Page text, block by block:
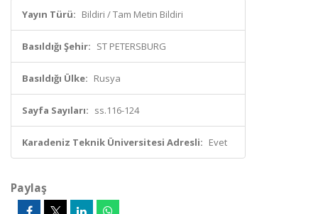
Yayın Türü: Bildiri / Tam Metin Bildiri
Basıldığı Şehir: ST PETERSBURG
Basıldığı Ülke: Rusya
Sayfa Sayıları: ss.116-124
Karadeniz Teknik Üniversitesi Adresli: Evet
Paylaş